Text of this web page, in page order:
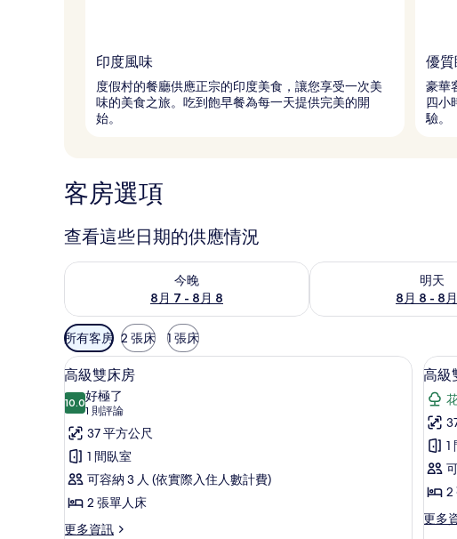
印度風味
度假村的餐廳供應正宗的印度美食，讓您享受一次美
味的美食之旅。吃到飽早餐為每一天提供完美的開
始。
優
豪華
四小
驗。
客房選項
查看這些日期的供應情況
今晚
8月 7 - 8月 8
查看今晚 (8月 7 - 8月 8) 的供應情況
明天
8月 8 - 8
查看明天 (8月 8 - 8月
可
用
的
客
房
篩
選
條
件
所有客房 2 張床 1 張床
顯
示
高
級
雙
床
房
的
高級寢具、迷你吧、書桌、筆電工作空間
9
高級雙床房
10.010.0 分，滿分 10 分
好極了
1 則評論
(1
則
評
論)
37 平方公尺
1 間臥室
可容納 3 人 (依實際入住人數計費)
2 張單人床
更多資訊
更
顯
示
高
級
雙
床
花
10
高級
1
2
更多
更